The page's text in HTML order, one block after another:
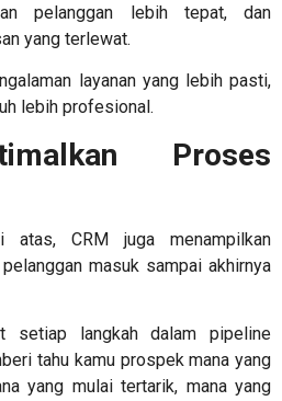
pelanggan lebih tepat, dan
yang terlewat.
layanan yang lebih pasti,
lebih profesional.
Proses
CRM juga menampilkan
masuk sampai akhirnya
setiap langkah dalam pipeline
tahu kamu prospek mana yang
yang mulai tertarik, mana yang